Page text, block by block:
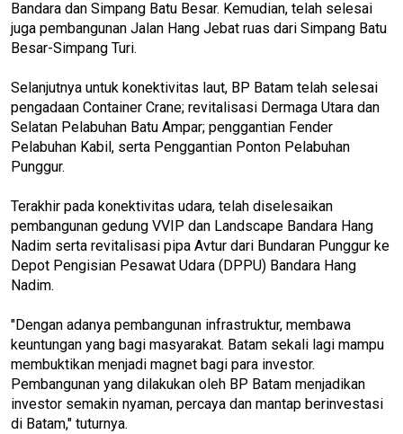
Bandara dan Simpang Batu Besar. Kemudian, telah selesai
juga pembangunan Jalan Hang Jebat ruas dari Simpang Batu
Besar-Simpang Turi.
Selanjutnya untuk konektivitas laut, BP Batam telah selesai
pengadaan Container Crane; revitalisasi Dermaga Utara dan
Selatan Pelabuhan Batu Ampar; penggantian Fender
Pelabuhan Kabil, serta Penggantian Ponton Pelabuhan
Punggur.
Terakhir pada konektivitas udara, telah diselesaikan
pembangunan gedung VVIP dan Landscape Bandara Hang
Nadim serta revitalisasi pipa Avtur dari Bundaran Punggur ke
Depot Pengisian Pesawat Udara (DPPU) Bandara Hang
Nadim.
"Dengan adanya pembangunan infrastruktur, membawa
keuntungan yang bagi masyarakat. Batam sekali lagi mampu
membuktikan menjadi magnet bagi para investor.
Pembangunan yang dilakukan oleh BP Batam menjadikan
investor semakin nyaman, percaya dan mantap berinvestasi
di Batam," tuturnya.